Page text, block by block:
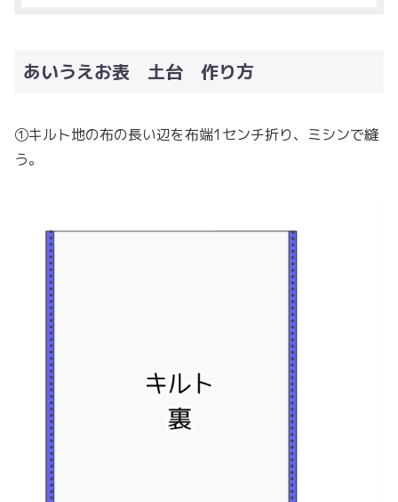
あいうえお表 土台 作り方
①キルト地の布の長い辺を布端1センチ折り、ミシンで縫
う。